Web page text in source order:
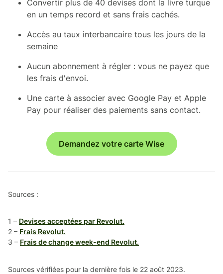
Convertir plus de 40 devises dont la livre turque
en un temps record et sans frais cachés.
Accès au taux interbancaire tous les jours de la
semaine
Aucun abonnement à régler : vous ne payez que
les frais d'envoi.
Une carte à associer avec Google Pay et Apple
Pay pour réaliser des paiements sans contact.
Demandez votre carte Wise
Sources :
1 – Devises acceptées par Revolut.
2 – Frais Revolut.
3 – Frais de change week-end Revolut.
Sources vérifiées pour la dernière fois le 22 août 2023.